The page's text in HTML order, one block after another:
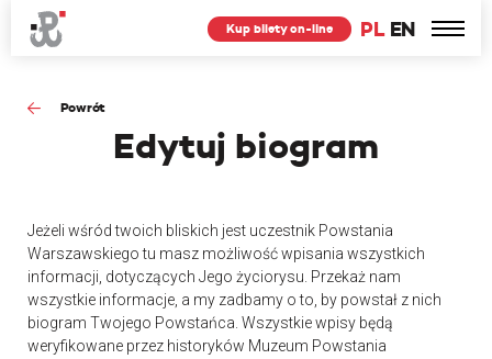
PL EN
Kup bilety on-line
Powrót
Edytuj biogram
Jeżeli wśród twoich bliskich jest uczestnik Powstania
Warszawskiego tu masz możliwość wpisania wszystkich
informacji, dotyczących Jego życiorysu. Przekaż nam
wszystkie informacje, a my zadbamy o to, by powstał z nich
biogram Twojego Powstańca. Wszystkie wpisy będą
weryfikowane przez historyków Muzeum Powstania